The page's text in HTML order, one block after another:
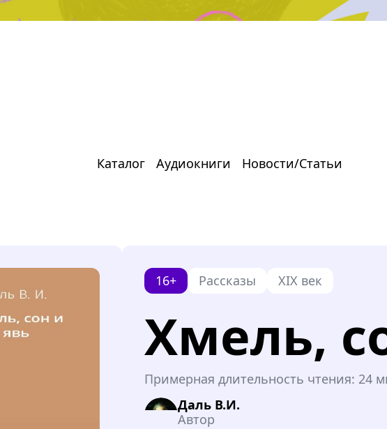
Каталог Аудиокниги Новости/Статьи
16+ Рассказы XIX век
Хмель,
Примерная длительность чтения: 24
Даль В.И.
Автор